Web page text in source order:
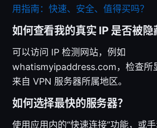
用指南：快速、安全、值得买吗？
如何查看我的真实 IP 是否被隐
可以访问 IP 检测网站，例如
whatismyipaddress.com，检查所
来自 VPN 服务器所属地区。
如何选择最快的服务器？
使用应用内的“快速连接”功能，或